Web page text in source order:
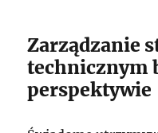
Zarządzanie
technicznym
perspektywie